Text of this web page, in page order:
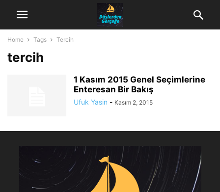
Home Tags Tercih
tercih
1 Kasım 2015 Genel Seçimlerine
Enteresan Bir Bakış
Ufuk Yasin - Kasım 2, 2015